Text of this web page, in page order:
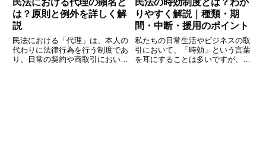
民法における代理の顕名と
は？原則と例外を詳しく解
説
民法における「代理」は、本人の
代わりに法律行為を行う制度であ
り、日常の契約や商取引において
民法の時効制度とは？わか
りやすく解説｜種類・期
間・中断・援用のポイント
私たちの日常生活やビジネスの取
引において、「時効」という言葉
を耳にすることは多いですが、そ